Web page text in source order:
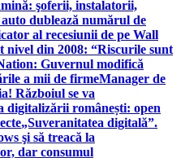
şoferii, instalatorii,
dublează numărul de
al recesiunii de pe Wall
nivel din 2008: “Riscurile sunt
Guvernul modifică
a mii de firmeManager de
Războiul se va
digitalizării românești: open
„Suveranitatea digitală”.
şi să treacă la
dar consumul